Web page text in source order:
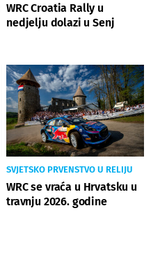
WRC Croatia Rally u
nedjelju dolazi u Senj
SVJETSKO PRVENSTVO U RELIJU
WRC se vraća u Hrvatsku u
travnju 2026. godine